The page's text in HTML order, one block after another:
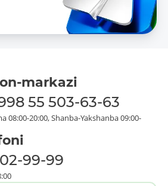
markazi
55 503-63-63
08:00-20:00, Shanba-Yakshanba 09:00-
99-99